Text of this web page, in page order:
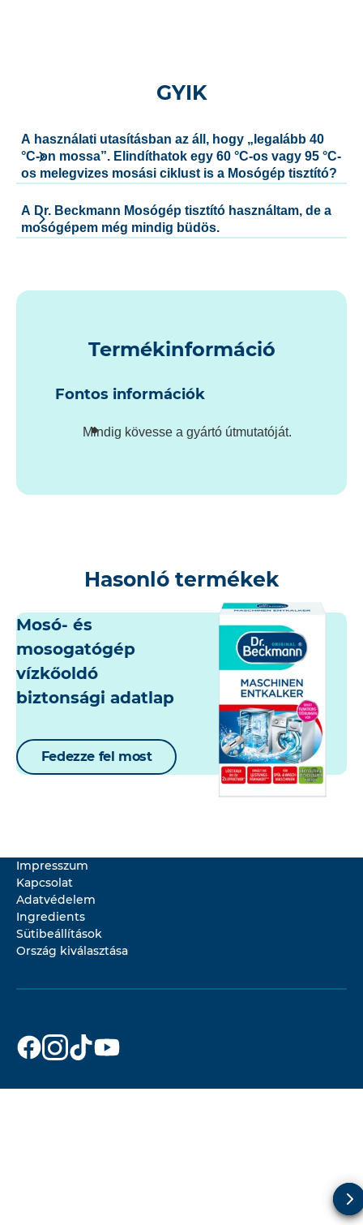
GYIK
A használati utasításban az áll, hogy „legalább 40
°C-on mossa”. Elindíthatok egy 60 °C-os vagy 95 °C-
os melegvizes mosási ciklust is a Mosógép tisztító?
A Dr. Beckmann Mosógép tisztító használtam, de a
mosógépem még mindig büdös.
Termékinformáció
Fontos információk
Mindig kövesse a gyártó útmutatóját.
Hasonló termékek
Mosó- és
mosogatógép
vízkőoldó
biztonsági adatlap
Fedezze fel most
Impresszum
Kapcsolat
Adatvédelem
Ingredients
Sütibeállítások
Ország kiválasztása
Dr. Beckmann
a(z)
oldalon
Dr. Beckmann
a(z)
oldalon
Dr. Beckmann
a(z)
oldalonoldalon